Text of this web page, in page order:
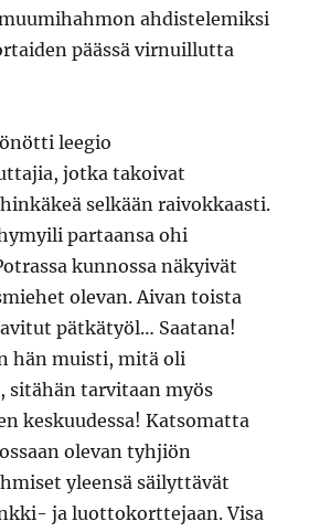
ahdistelemiksi
päässä virnuillutta
leegio
jotka takoivat
selkään raivokkaasti.
partaansa ohi
kunnossa näkyivät
olevan. Aivan toista
pätkätyöl… Saatana!
hän muisti, mitä oli
sitähän tarvitaan myös
keskuudessa! Katsomatta
olevan tyhjiön
yleensä säilyttävät
ja luottokorttejaan. Visa